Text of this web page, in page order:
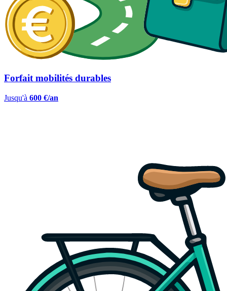
Forfait mobilités durables
Jusqu'à 600 €/an